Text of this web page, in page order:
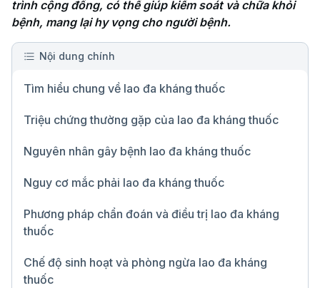
trình cộng đồng, có thể giúp kiểm soát và chữa khỏi
bệnh, mang lại hy vọng cho người bệnh.
Nội dung chính
Tìm hiểu chung về lao đa kháng thuốc
Triệu chứng thường gặp của lao đa kháng thuốc
Nguyên nhân gây bệnh lao đa kháng thuốc
Nguy cơ mắc phải lao đa kháng thuốc
Phương pháp chẩn đoán và điều trị lao đa kháng
thuốc
Chế độ sinh hoạt và phòng ngừa lao đa kháng
thuốc